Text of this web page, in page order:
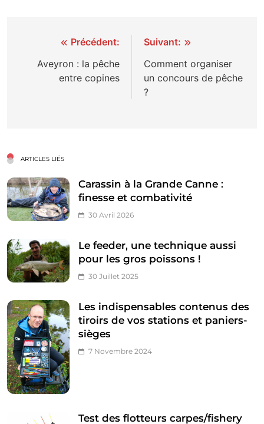
Navigation
l’article
Précédent:
Aveyron : la pêche
entre copines
Suivant:
Comment organiser
un concours de pêche
?
ARTICLES LIÉS
Carassin à la Grande Canne :
finesse et combativité
30 Avril 2026
Le feeder, une technique aussi
pour les gros poissons !
30 Juillet 2025
Les indispensables contenus des
tiroirs de vos stations et paniers-
sièges
7 Novembre 2024
Test des flotteurs carpes/fishery